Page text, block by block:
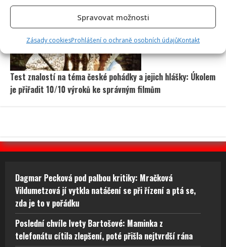
Spravovat možnosti
Zásady cookiesProhlášení o ochraně osobních údajůKontakt
Test znalostí na téma české pohádky a jejich hlášky: Úkolem
je přiřadit 10/10 výroků ke správným filmům
Dagmar Pecková pod palbou kritiky: Mračková
Vildumetzová jí vytkla natáčení se při řízení a ptá se,
zda je to v pořádku
Poslední chvíle Ivety Bartošové: Maminka z
telefonátu cítila zlepšení, poté přišla nejtvrdší rána